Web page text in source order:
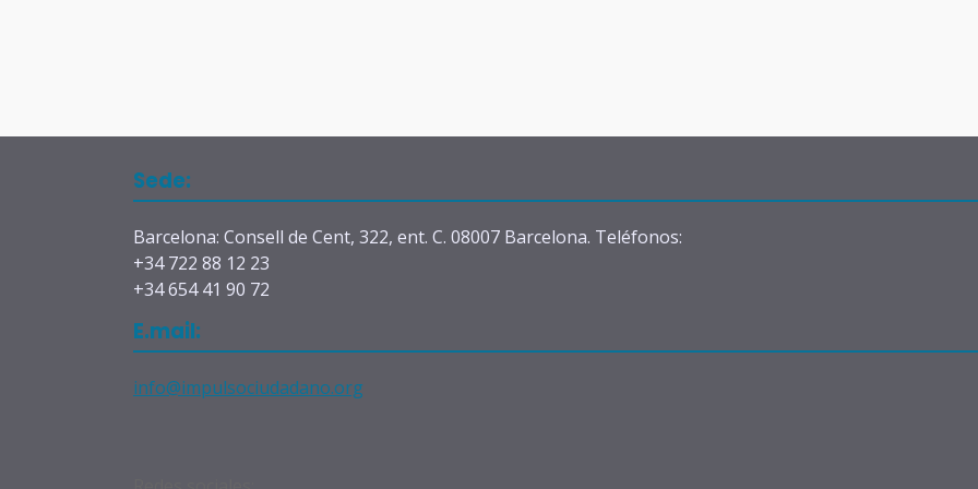
Sede:
Barcelona: Consell de Cent, 322, ent. C. 08007 Barcelona. Teléfonos:
+34 722 88 12 23
+34 654 41 90 72
E.mail:
info@impulsociudadano.org